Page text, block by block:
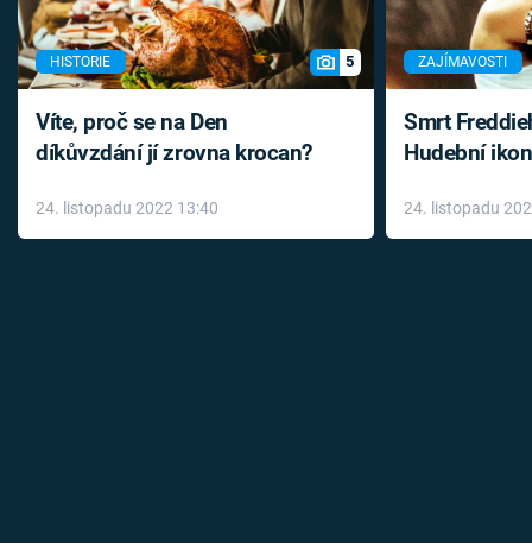
HISTORIE 5
Víte, proč se na Den
díkůvzdání jí zrovna krocan?
24. listopadu 2022 13:40
ZAJÍMAVOSTI
Smrt
Hudební
léky
24. listopadu